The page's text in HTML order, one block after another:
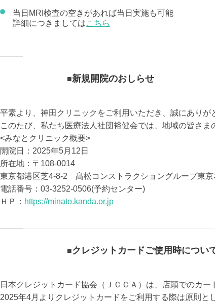
当日MRI検査の空きがあれば当日実施も可能
詳細につきましてはこちら
新規開院のおしらせ
平素より、神田クリニックをご利用いただき、誠にありが
このたび、私たち医療法人社団裕健会では、地域の皆さ
<みなとクリニック概要>
開院日： 2025年5月12日
所在地： 〒108-0014
東京都港区芝4-8-2 髙松コンストラクショングループ東京
電話番号： 03-3252-0506(予約センター)
ＨＰ： https://minato.kanda.or.jp
クレジットカードご使用時につい
日本クレジットカード協会（ＪＣＣＡ）は、店頭でのカ
2025年4月よりクレジットカードをご利用する際は原則と